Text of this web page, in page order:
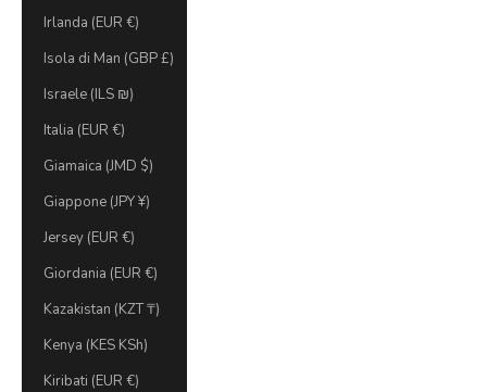
Irlanda (EUR €)
Isola di Man (GBP £)
Israele (ILS ₪)
Italia (EUR €)
Giamaica (JMD $)
Giappone (JPY ¥)
Jersey (EUR €)
Giordania (EUR €)
Kazakistan (KZT ₸)
Kenya (KES KSh)
Kiribati (EUR €)